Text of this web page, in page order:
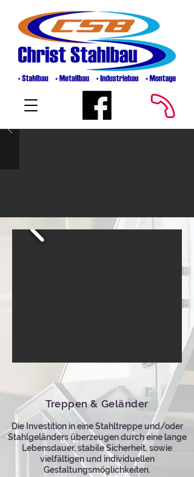
Treppen & Geländer
Die Investition in eine Stahltreppe und/oder
Stahlgeländers überzeugen durch eine lange
Lebensdauer, stabile Sicherheit, sowie
vielfältigen und individuellen
Gestaltungsmöglichkeiten.